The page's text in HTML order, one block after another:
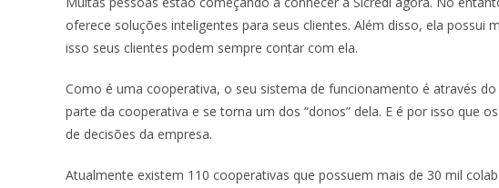
oferece soluções inteligentes para seus clientes. Além disso, ela possui
isso seus clientes podem sempre contar com ela.
Como é uma cooperativa, o seu sistema de funcionamento é através
parte da cooperativa e se torna um dos “donos” dela. E é por isso que
de decisões da empresa.
Atualmente existem 110 cooperativas que possuem mais de 30 mil